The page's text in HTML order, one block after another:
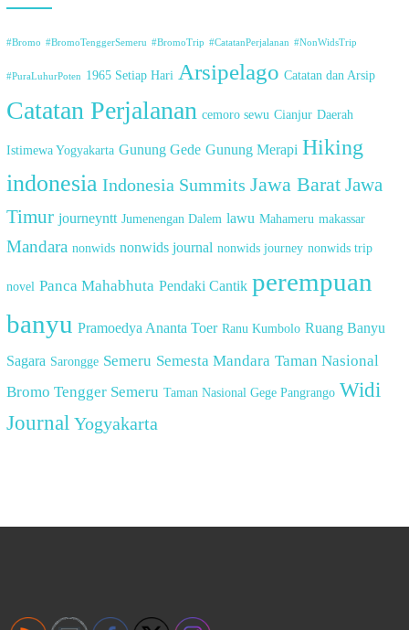
#Bromo #BromoTenggerSemeru #BromoTrip #CatatanPerjalanan #NonWidsTrip
#PuraLuhurPoten 1965 Setiap Hari Arsipelago Catatan dan Arsip
Catatan Perjalanan cemoro sewu Cianjur Daerah
Istimewa Yogyakarta Gunung Gede Gunung Merapi Hiking
indonesia Indonesia Summits Jawa Barat Jawa
Timur journeyntt Jumenengan Dalem lawu Mahameru makassar
Mandara nonwids nonwids journal nonwids journey nonwids trip
novel Panca Mahabhuta Pendaki Cantik perempuan
banyu Pramoedya Ananta Toer Ranu Kumbolo Ruang Banyu
Sagara Sarongge Semeru Semesta Mandara Taman Nasional
Bromo Tengger Semeru Taman Nasional Gege Pangrango Widi
Journal Yogyakarta